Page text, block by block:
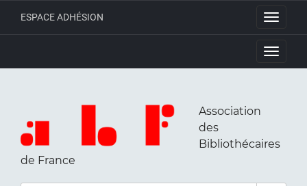
Toggle
ESPACE ADHÉSION
Toggle
Association
des
Bibliothécaires
de France